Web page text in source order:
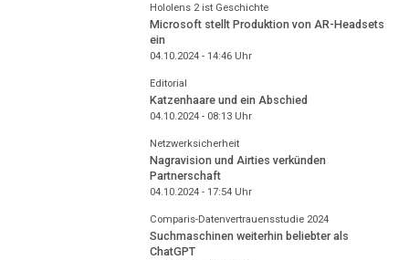
Hololens 2 ist Geschichte
Microsoft stellt Produktion von AR-Headsets
ein
04.10.2024 - 14:46Uhr
Editorial
Katzenhaare und ein Abschied
04.10.2024 - 08:13Uhr
Netzwerksicherheit
Nagravision und Airties verkünden
Partnerschaft
04.10.2024 - 17:54Uhr
Comparis-Datenvertrauensstudie 2024
Suchmaschinen weiterhin beliebter als
ChatGPT